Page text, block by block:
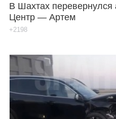
В Шахтах перевернулся
Центр — Артем
+2198